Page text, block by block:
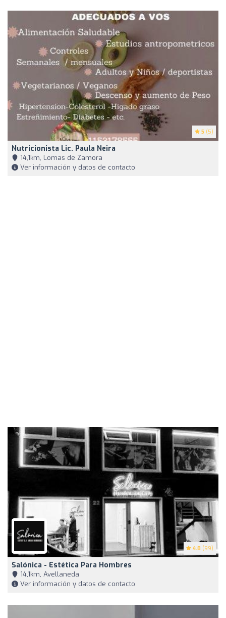
5 (5)
Nutricionista Lic. Paula Neira
14,1km, Lomas de Zamora
Ver información y datos de contacto
4.8 (99)
Salónica - Estética Para Hombres
14,1km, Avellaneda
Ver información y datos de contacto